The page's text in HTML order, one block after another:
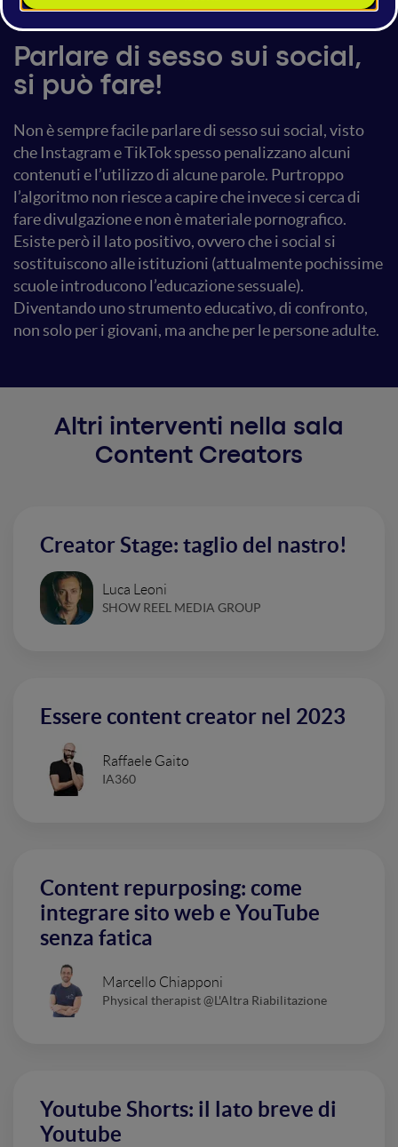
Content Creators
Parlare di sesso sui social,
si può fare!
Non è sempre facile parlare di sesso sui social, visto
che Instagram e TikTok spesso penalizzano alcuni
contenuti e l’utilizzo di alcune parole. Purtroppo
l’algoritmo non riesce a capire che invece si cerca di
fare divulgazione e non è materiale pornografico.
Esiste però il lato positivo, ovvero che i social si
sostituiscono alle istituzioni (attualmente pochissime
scuole introducono l’educazione sessuale).
Diventando uno strumento educativo, di confronto,
non solo per i giovani, ma anche per le persone adulte.
Altri interventi nella sala
Content Creators
Creator Stage: taglio del nastro!
Luca Leoni
SHOW REEL MEDIA GROUP
Essere content creator nel 2023
Raffaele Gaito
IA360
Content repurposing: come
integrare sito web e YouTube
senza fatica
Marcello Chiapponi
Physical therapist @L'Altra Riabilitazione
Youtube Shorts: il lato breve di
Youtube